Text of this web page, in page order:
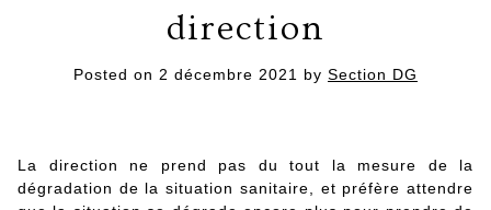
direction
Posted on 2 décembre 2021 by Section DG
La direction ne prend pas du tout la mesure de la
dégradation de la situation sanitaire, et préfère attendre